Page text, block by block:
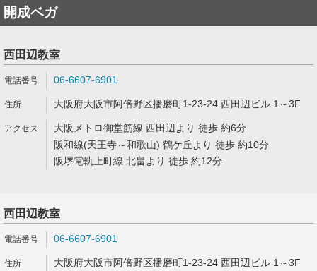
開成ベガ
西田辺教室
06-6607-6901
大阪府大阪市阿倍野区播磨町1-23-24 西田辺ビル 1～3F
大阪メトロ御堂筋線 西田辺より 徒歩 約6分
阪和線(天王寺～和歌山) 鶴ケ丘より 徒歩 約10分
阪堺電軌上町線 北畠より 徒歩 約12分
西田辺教室
06-6607-6901
大阪府大阪市阿倍野区播磨町1-23-24 西田辺ビル 1～3F